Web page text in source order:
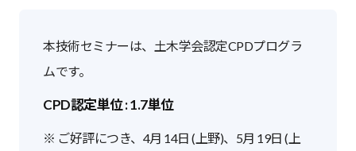
本技術セミナーは、土木学会認定CPDプログラ
ムです。
CPD認定単位 : 1.7単位
※ ご好評につき、4月 14日 (上野)、5月 19日 (上